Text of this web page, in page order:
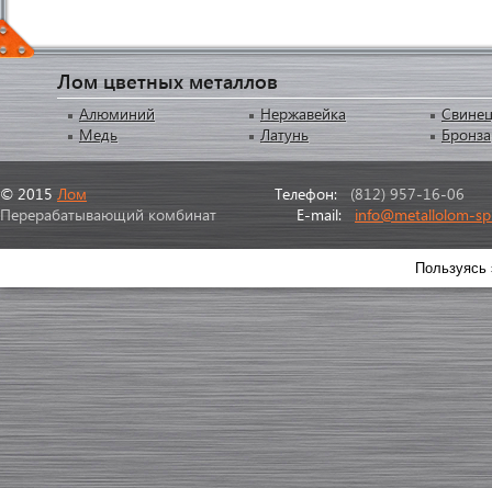
Лом цветных металлов
Алюминий
Медь
Нержавейка
Латунь
Свинец
Бронза
© 2015 Лом
Перерабатывающий комбинат
Телефон: (812) 957-16-06
E-mail: info@metallolom-